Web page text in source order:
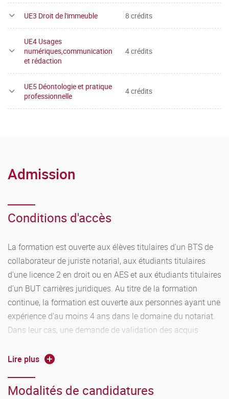
UE3 Droit de l'immeuble 8 crédits
UE4 Usages
numériques,communication
et rédaction
4 crédits
UE5 Déontologie et pratique
professionnelle
4 crédits
Admission
Conditions d'accès
La formation est ouverte aux élèves titulaires d'un BTS de
collaborateur de juriste notarial, aux étudiants titulaires
d'une licence 2 en droit ou en AES et aux étudiants titulaires
d'un BUT carrières juridiques. Au titre de la formation
continue, la formation est ouverte aux personnes ayant une
expérience d'au moins 4 ans dans le domaine du notariat.
Dans leur cas, une demande de validation des acquis
candidats souhaitant suivre la formation au titre d'un
professionnalisation ou ceux relevant de la formation
Lire plus
Modalités de candidatures